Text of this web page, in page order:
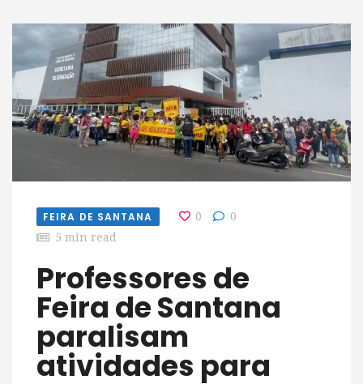
FEIRA DE SANTANA 0
0
5 min read
Professores de
Feira de Santana
paralisam
atividades para